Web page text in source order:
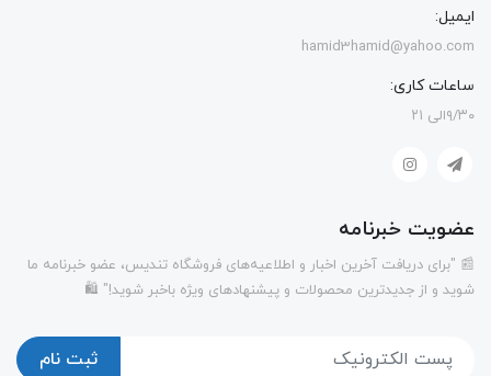
ایمیل:
hamid3hamid@yahoo.com
ساعات کاری:
۹/۳۰الی ۲۱
عضویت خبرنامه
📰 "برای دریافت آخرین اخبار و اطلاعیه‌های فروشگاه تندیس، عضو خبرنامه ما
شوید و از جدیدترین محصولات و پیشنهادهای ویژه باخبر شوید!" 🛍️
ثبت نام